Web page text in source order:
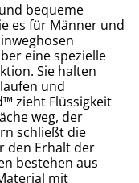
bequeme
es für Männer und
eine spezielle
Sie halten
und
zieht Flüssigkeit
weg, der
schließt die
den Erhalt der
bestehen aus
mit